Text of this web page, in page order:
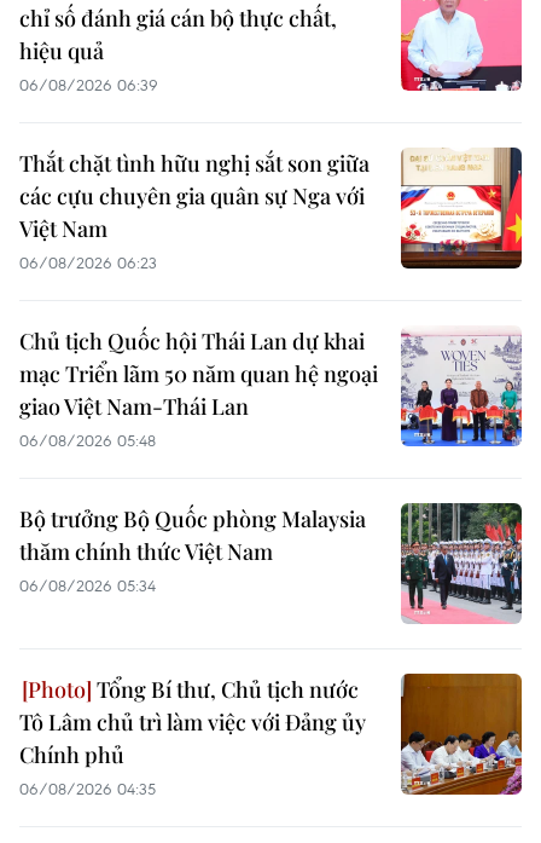
chỉ số đánh giá cán bộ thực chất,
hiệu quả
06/08/2026 06:39
Thắt chặt tình hữu nghị sắt son giữa
các cựu chuyên gia quân sự Nga với
Việt Nam
06/08/2026 06:23
Chủ tịch Quốc hội Thái Lan dự khai
mạc Triển lãm 50 năm quan hệ ngoại
giao Việt Nam-Thái Lan
06/08/2026 05:48
Bộ trưởng Bộ Quốc phòng Malaysia
thăm chính thức Việt Nam
06/08/2026 05:34
Tổng Bí thư, Chủ tịch nước
Tô Lâm chủ trì làm việc với Đảng ủy
Chính phủ
06/08/2026 04:35